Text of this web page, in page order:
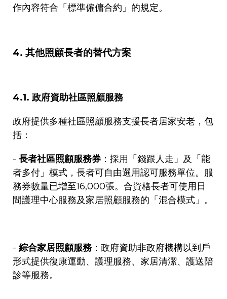
作內容符合「標準僱傭合約」的規定。
4. 其他照顧長者的替代方案
4.1. 政府資助社區照顧服務
政府提供多種社區照顧服務支援長者居家安老，包
括：
- 長者社區照顧服務券：採用「錢跟人走」及「能
者多付」模式，長者可自由選用認可服務單位。服
務券數量已增至16,000張。合資格長者可使用日
間護理中心服務及家居照顧服務的「混合模式」。
- 綜合家居照顧服務：政府資助非政府機構以到戶
形式提供復康運動、護理服務、家居清潔、護送陪
診等服務。